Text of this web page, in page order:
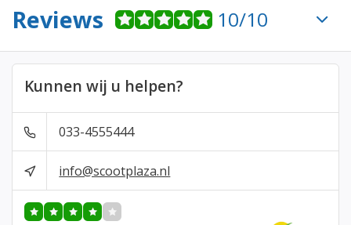
Reviews 10/10
Kunnen wij u helpen?
033-4555444
info@scootplaza.nl